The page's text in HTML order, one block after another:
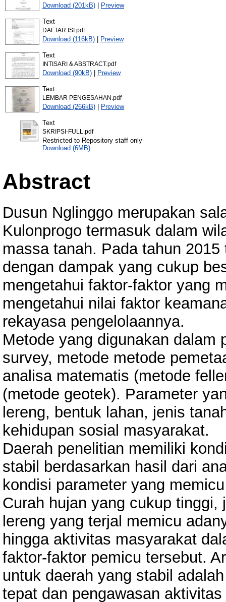
Download (201kB) | Preview
Text
DAFTAR ISI.pdf
Download (116kB) | Preview
Text
INTISARI & ABSTRACT.pdf
Download (90kB) | Preview
Text
LEMBAR PENGESAHAN.pdf
Download (266kB) | Preview
Text
SKRIPSI-FULL.pdf
Restricted to Repository staff only
Download (6MB)
Abstract
Dusun Nglinggo merupakan
Kulonprogo termasuk dalam
massa tanah. Pada tahun
dengan dampak yang cukup
mengetahui faktor-faktor yang
mengetahui nilai faktor
rekayasa pengelolaannya.
Metode yang digunakan dalam
survey, metode metode
analisa matematis (metode
(metode geotek). Parameter
lereng, bentuk lahan, jenis
kehidupan sosial masyarakat.
Daerah penelitian memiliki
stabil berdasarkan hasil dari
kondisi parameter yang
Curah hujan yang cukup
lereng yang terjal memicu
hingga aktivitas masyarakat
faktor-faktor pemicu tersebut.
untuk daerah yang stabil
tepat dan pengawasan